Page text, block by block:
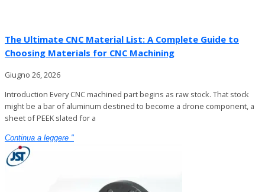
The Ultimate CNC Material List: A Complete Guide to
Choosing Materials for CNC Machining
Giugno 26, 2026
Introduction Every CNC machined part begins as raw stock. That stock
might be a bar of aluminum destined to become a drone component, a
sheet of PEEK slated for a
Continua a leggere "